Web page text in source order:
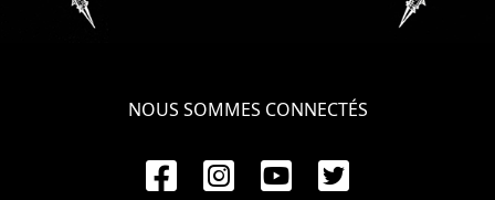
NOUS SOMMES CONNECTÉS